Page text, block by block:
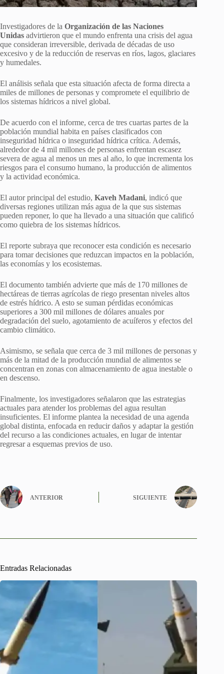
Investigadores de la Organización de las Naciones
Unidas advirtieron que el mundo enfrenta una crisis del agua
que consideran irreversible, derivada de décadas de uso
excesivo y de la reducción de reservas en ríos, lagos, glaciares
y humedales.
El análisis señala que esta situación afecta de forma directa a
miles de millones de personas y compromete el equilibrio de
los sistemas hídricos a nivel global.
De acuerdo con el informe, cerca de tres cuartas partes de la
población mundial habita en países clasificados con
inseguridad hídrica o inseguridad hídrica crítica. Además,
alrededor de 4 mil millones de personas enfrentan escasez
severa de agua al menos un mes al año, lo que incrementa los
riesgos para el consumo humano, la producción de alimentos
y la actividad económica.
El autor principal del estudio, Kaveh Madani, indicó que
diversas regiones utilizan más agua de la que sus sistemas
pueden reponer, lo que ha llevado a una situación que calificó
como quiebra de los sistemas hídricos.
El reporte subraya que reconocer esta condición es necesario
para tomar decisiones que reduzcan impactos en la población,
las economías y los ecosistemas.
El documento también advierte que más de 170 millones de
hectáreas de tierras agrícolas de riego presentan niveles altos
de estrés hídrico. A esto se suman pérdidas económicas
superiores a 300 mil millones de dólares anuales por
degradación del suelo, agotamiento de acuíferos y efectos del
cambio climático.
Asimismo, se señala que cerca de 3 mil millones de personas y
más de la mitad de la producción mundial de alimentos se
concentran en zonas con almacenamiento de agua inestable o
en descenso.
Finalmente, los investigadores señalaron que las estrategias
actuales para atender los problemas del agua resultan
insuficientes. El informe plantea la necesidad de una agenda
global distinta, enfocada en reducir daños y adaptar la gestión
del recurso a las condiciones actuales, en lugar de intentar
regresar a esquemas previos de uso.
ANTERIOR SIGUIENTE
Entradas Relacionadas